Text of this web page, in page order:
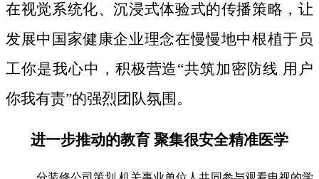
在视觉系统化、沉浸式体验式的传播策略，让
发展中国家健康企业理念在慢慢地中根植于员
工你是我心中，积极营造“共筑加密防线 用户
你我有责”的强烈团队氛围。
进一步推动的教育 聚集很安全精准医学